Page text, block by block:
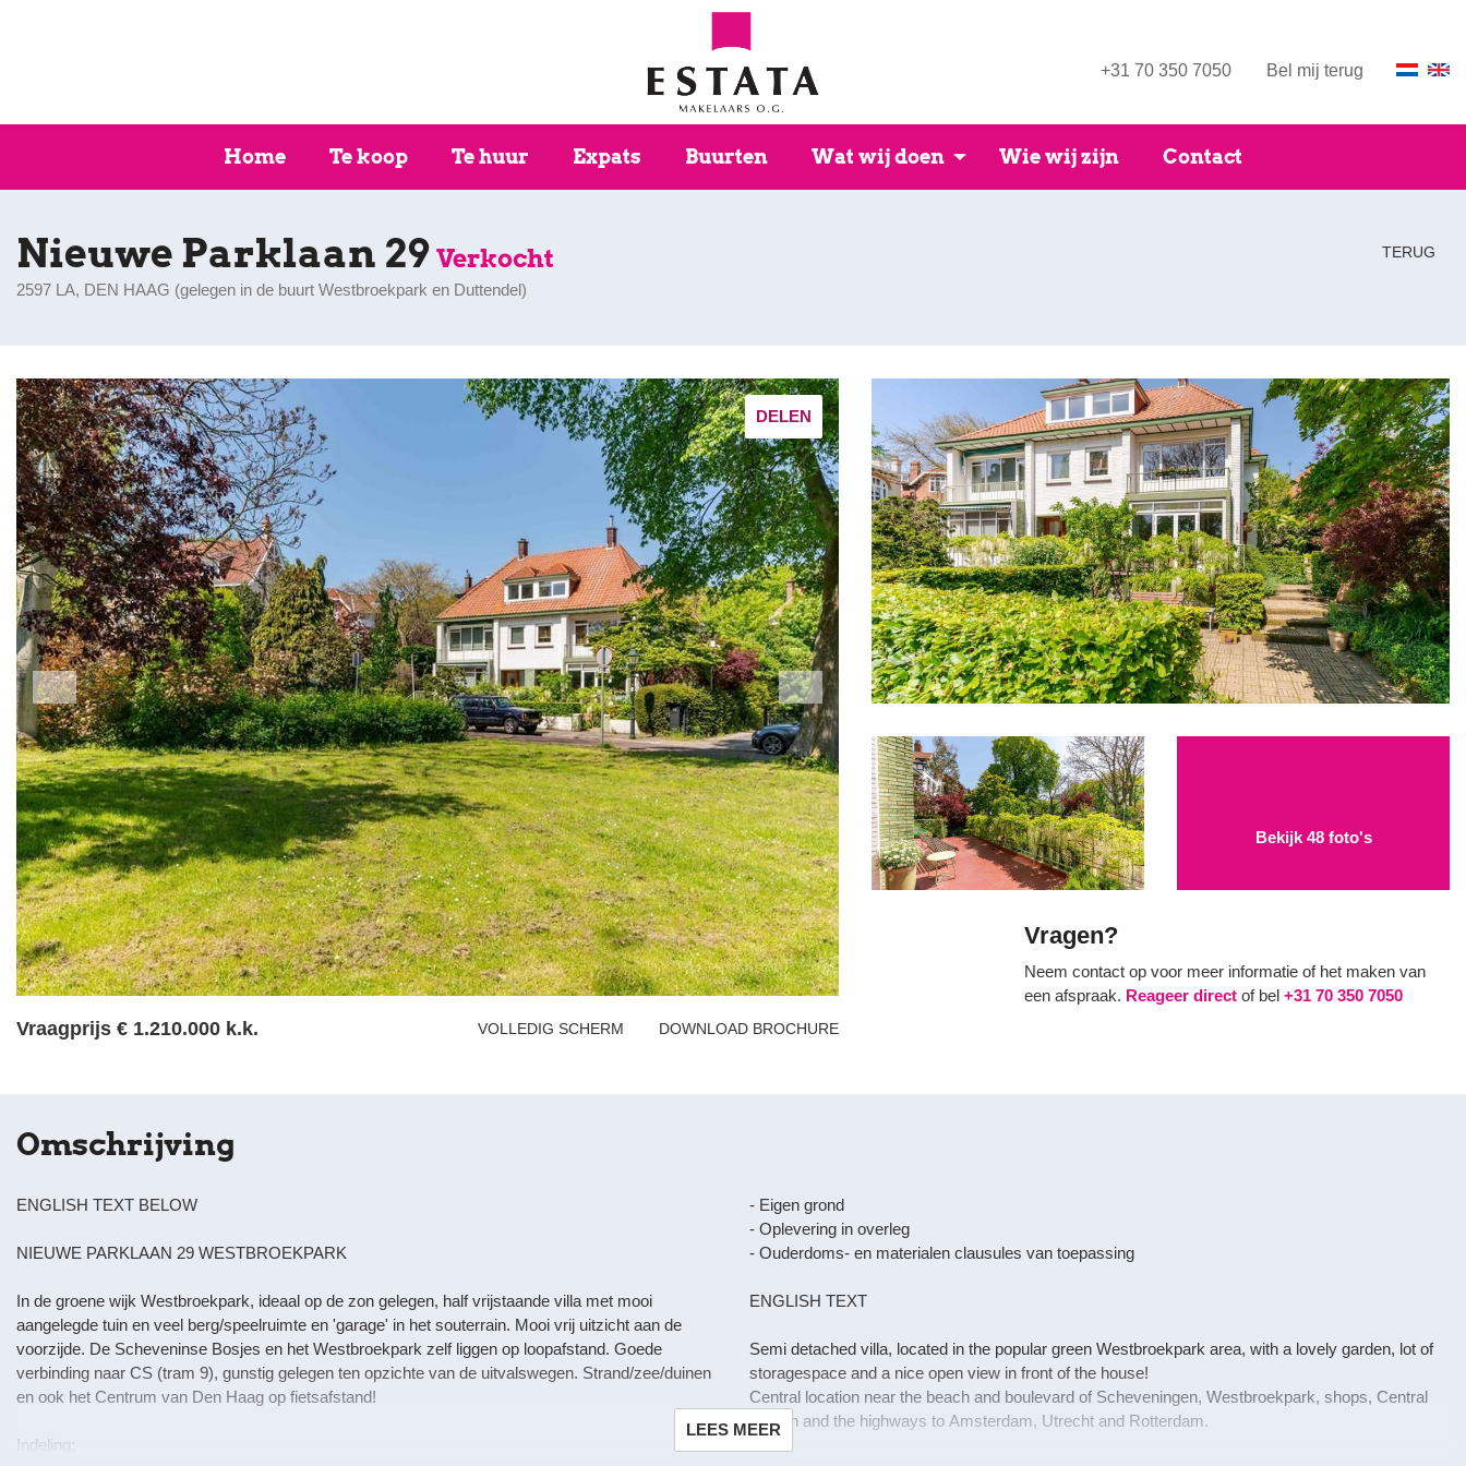
+31 70 350 7050 Bel mij terug
Home Te koop Te huur Expats Buurten Wat wij doen Wie wij zijn Contact
Nieuwe Parklaan 29 Verkocht
2597 LA, DEN HAAG (gelegen in de buurt Westbroekpark en Duttendel)
TERUG
DELEN
Vraagprijs € 1.210.000 k.k. VOLLEDIG SCHERM DOWNLOAD BROCHURE
Bekijk 48 foto's
Vragen?
Neem contact op voor meer informatie of het maken van
een afspraak. Reageer direct of bel +31 70 350 7050
Omschrijving
ENGLISH TEXT BELOW
NIEUWE PARKLAAN 29 WESTBROEKPARK
In de groene wijk Westbroekpark, ideaal op de zon gelegen, half vrijstaande villa met mooi
aangelegde tuin en veel berg/speelruimte en 'garage' in het souterrain. Mooi vrij uitzicht aan de
voorzijde. De Scheveninse Bosjes en het Westbroekpark zelf liggen op loopafstand. Goede
verbinding naar CS (tram 9), gunstig gelegen ten opzichte van de uitvalswegen. Strand/zee/duinen
en ook het Centrum van Den Haag op fietsafstand!
Indeling:
- Eigen grond
- Oplevering in overleg
- Ouderdoms- en materialen clausules van toepassing
ENGLISH TEXT
Semi detached villa, located in the popular green Westbroekpark area, with a lovely garden, lot of
storagespace and a nice open view in front of the house!
Central location near the beach and boulevard of Scheveningen, Westbroekpark, shops, Central
Station and the highways to Amsterdam, Utrecht and Rotterdam.
LEES MEER